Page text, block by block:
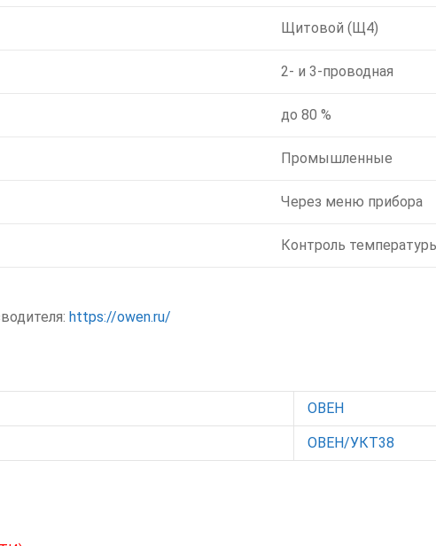
Щитовой (Щ4)
2- и 3-проводная
до 80 %
Промышленные
Через меню прибора
Контроль
https://owen.ru/
ОВЕН
ОВЕН/УКТ38